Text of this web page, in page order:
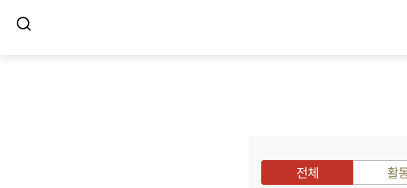
전체 활